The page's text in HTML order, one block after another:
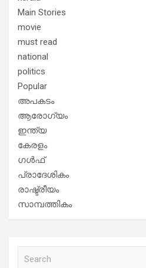
Main Stories
movie
must read
national
politics
Popular
അപകടം
ആരോഗ്യം
ഇന്ത്യ
കേരളം
ഗൾഫ്
പ്രാദേശികം
രാഷ്ട്രീയം
സാമ്പത്തികം